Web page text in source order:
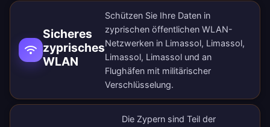
Sicheres
zyprisches
WLAN
Schützen Sie Ihre Daten in
zyprischen öffentlichen WLAN-
Netzwerken in Limassol, Limassol,
Limassol, Limassol und an
Flughäfen mit militärischer
Verschlüsselung.
Die Zypern sind Teil der